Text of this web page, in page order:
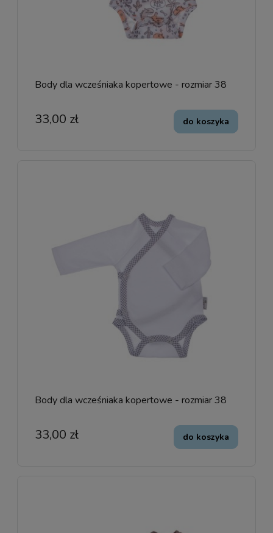
Body dla wcześniaka kopertowe - rozmiar 38
33,00 zł do koszyka
Body dla wcześniaka kopertowe - rozmiar 38
33,00 zł do koszyka